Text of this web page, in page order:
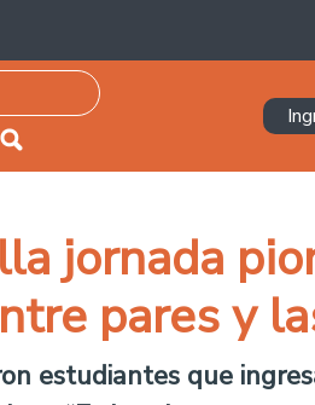
Pesquisar
jornada
pares y
estudiantes que